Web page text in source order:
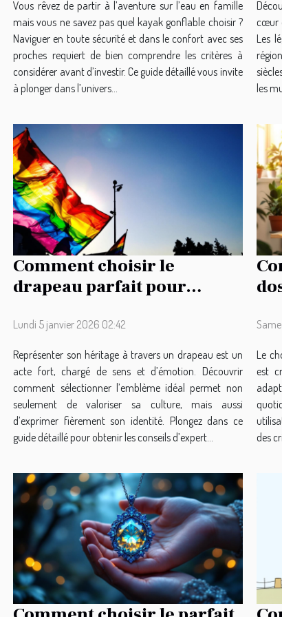
Vous rêvez de partir à l’aventure sur l’eau en famille
mais vous ne savez pas quel kayak gonflable choisir ?
Naviguer en toute sécurité et dans le confort avec ses
proches requiert de bien comprendre les critères à
considérer avant d’investir. Ce guide détaillé vous invite
à plonger dans l’univers...
cœur
Les
les
Comment choisir le
drapeau parfait pour
?
Lundi 5 janvier 2026 02:42
Représenter son héritage à travers un drapeau est un
acte fort, chargé de sens et d’émotion. Découvrir
comment sélectionner l’emblème idéal permet non
seulement de valoriser sa culture, mais aussi
d’exprimer fièrement son identité. Plongez dans ce
guide détaillé pour obtenir les conseils d’expert...
Le
est
des